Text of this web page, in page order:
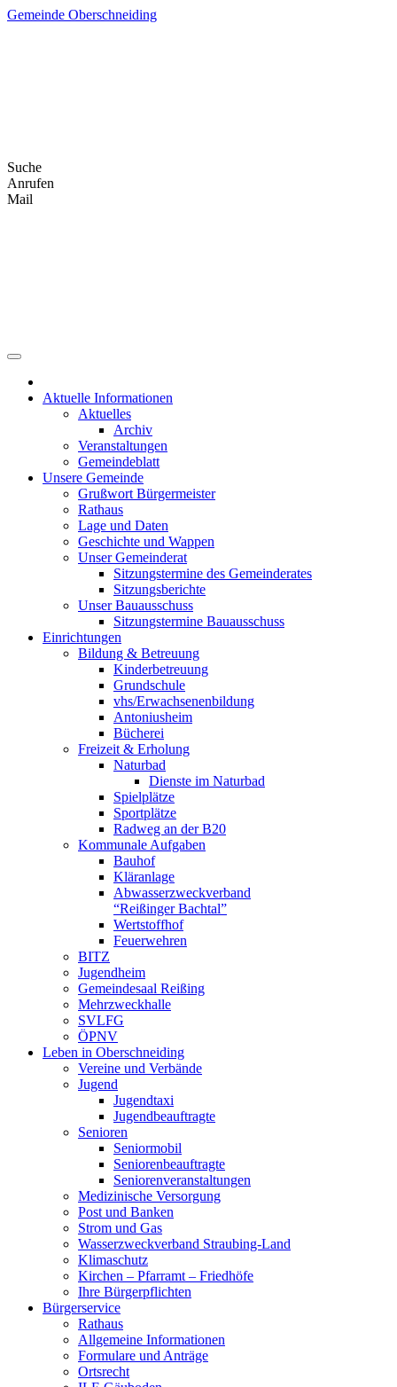
Skip
Gemeinde Oberschneiding
Suche
Anrufen
Mail
Aktuelle Informationen
Aktuelles
Archiv
Veranstaltungen
Gemeindeblatt
Unsere Gemeinde
Grußwort Bürgermeister
Rathaus
Lage und Daten
Geschichte und Wappen
Unser Gemeinderat
Sitzungstermine des Gemeinderates
Sitzungsberichte
Unser Bauausschuss
Sitzungstermine Bauausschuss
Einrichtungen
Bildung & Betreuung
Kinderbetreuung
Grundschule
vhs/Erwachsenenbildung
Antoniusheim
Bücherei
Freizeit & Erholung
Naturbad
Dienste im Naturbad
Spielplätze
Sportplätze
Radweg an der B20
Kommunale Aufgaben
Bauhof
Kläranlage
Abwasserzweckverband
“Reißinger Bachtal”
Wertstoffhof
Feuerwehren
BITZ
Jugendheim
Gemeindesaal Reißing
Mehrzweckhalle
SVLFG
ÖPNV
Leben in Oberschneiding
Vereine und Verbände
Jugend
Jugendtaxi
Jugendbeauftragte
Senioren
Seniormobil
Seniorenbeauftragte
Seniorenveranstaltungen
Medizinische Versorgung
Post und Banken
Strom und Gas
Wasserzweckverband Straubing-Land
Klimaschutz
Kirchen – Pfarramt – Friedhöfe
Ihre Bürgerpflichten
Bürgerservice
Rathaus
Allgemeine Informationen
Formulare und Anträge
Ortsrecht